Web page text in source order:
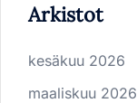
Arkistot
kesäkuu 2026
maaliskuu 2026